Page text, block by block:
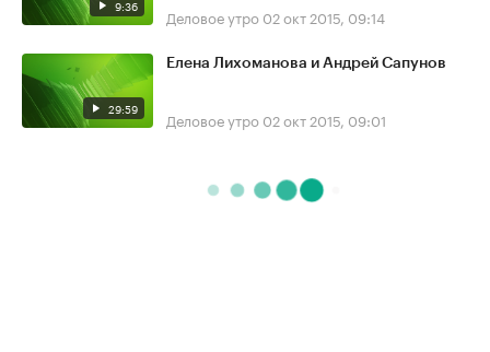
9:36 Деловое утро 02 окт 2015, 09:14
29:59
Елена Лихоманова и Андрей Сапунов
Деловое утро 02 окт 2015, 09:01